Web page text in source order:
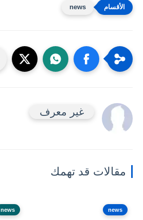
news
غير معرف
مقالات قد تهمك
news
news